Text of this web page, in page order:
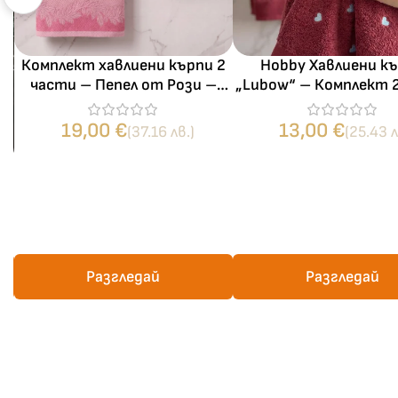
Комплект хавлиени кърпи 2
части – Пепел от Рози –
100% памук
19,00 €(37.16 лв.)
Разгледай
Hobby Хавлиени
„Lubow“ – Комплект
– 100% микро памук
м²
13,00 €(25.43
Разгледай